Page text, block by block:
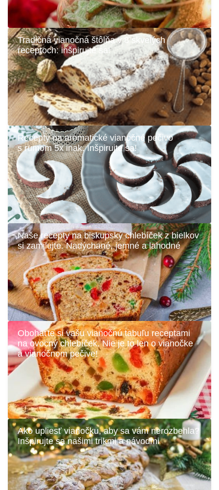
Tradičná vianočná štôlňa v 8 skvelých
receptoch: inšpirujte sa!
Recepty na aromatické vianočné pečivo
s rumom 5x inak. Inšpirujte sa!
Naše recepty na biskupský chlebíček z bielkov
si zamilujte. Nadýchané, jemné a lahodné
Obohaťte si vašu vianočnú tabuľu receptami
na ovocný chlebíček. Nie je to len o vianočke
a vianočnom pečive!
Ako upliesť vianočku, aby sa vám nerozbehla?
Inšpirujte sa našimi trikmi a návodmi